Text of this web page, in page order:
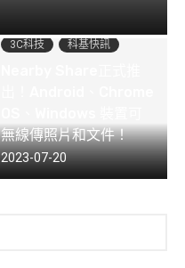
3C科技 科基快訊
無線傳照片和文件！
2023-07-20